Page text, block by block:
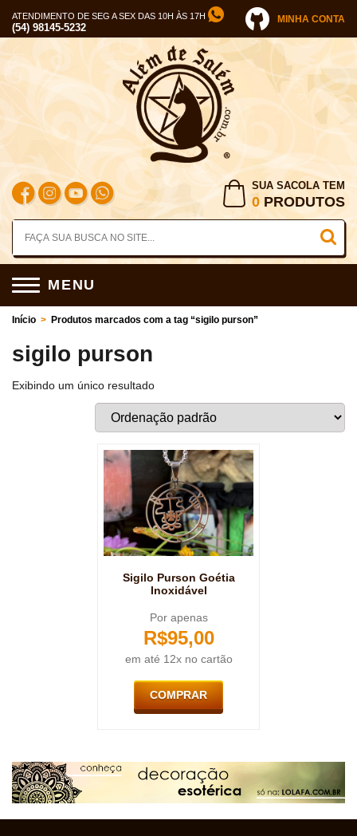
ATENDIMENTO DE SEG A SEX DAS 10H ÀS 17H
(54) 98145-5232
MINHA CONTA
SUA SACOLA TEM
0 PRODUTOS
MENU
Início > Produtos marcados com a tag “sigilo purson”
sigilo purson
Exibindo um único resultado
Sigilo Purson Goétia
Inoxidável
Por apenas
R$95,00
em até 12x no cartão
COMPRAR